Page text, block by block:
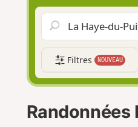
Filtres NOUVEAU
Randonnées